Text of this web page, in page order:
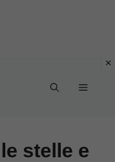
Menu
stelle e